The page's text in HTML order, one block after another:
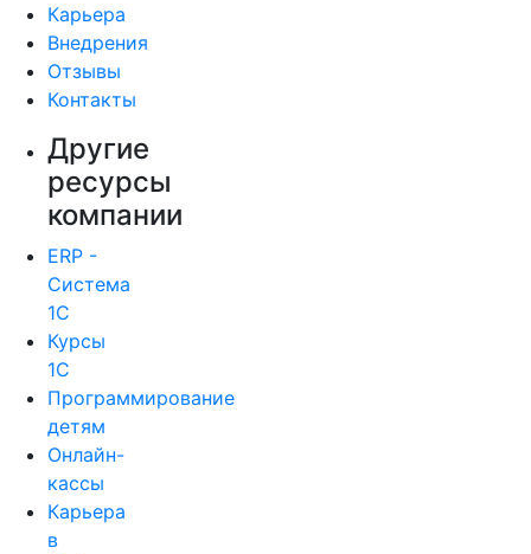
Карьера
Внедрения
Отзывы
Контакты
Другие
ресурсы
компании
ERP -
Система
1С
Курсы
1С
Программирование
детям
Онлайн-
кассы
Карьера
в